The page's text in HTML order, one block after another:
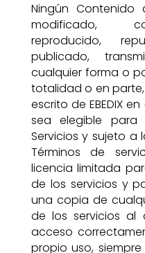
Ningún Contenido
modificado,
reproducido,
publicado,
cualquier forma o
totalidad o en
escrito de EBEDIX
sea elegible
Servicios y sujeto a
Términos de
licencia limitada
de los servicios y
una copia de
de los servicios al
acceso
propio uso,